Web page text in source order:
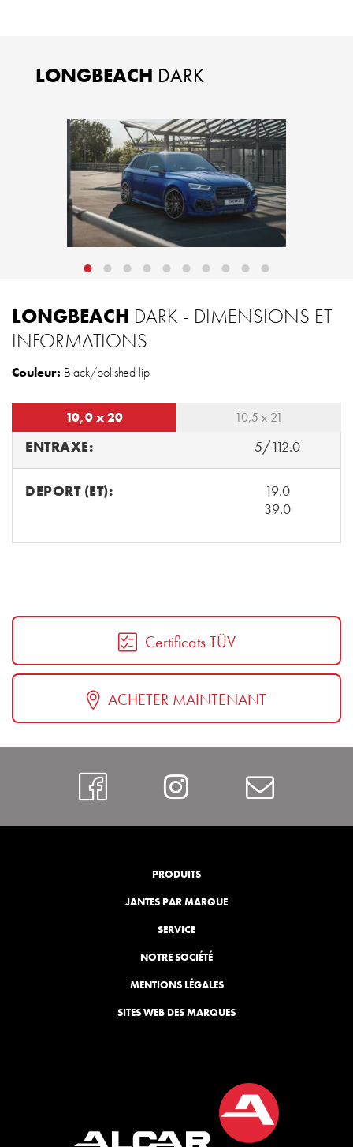
LONGBEACH DARK
LONGBEACH DARK - DIMENSIONS ET
INFORMATIONS
Couleur: Black/polished lip
10,0 x 20 10,5 x 21
ENTRAXE: 5/112.0
DEPORT (ET):
19.0
39.0
Certificats TÜV
ACHETER MAINTENANT
https://Instagram
PRODUITS
JANTES PAR MARQUE
SERVICE
NOTRE SOCIÉTÉ
MENTIONS LÉGALES
SITES WEB DES MARQUES